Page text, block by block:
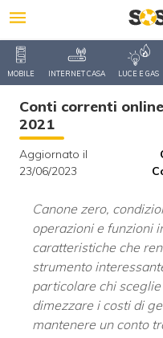
MOBILE INTERNET CASA LUCE E GAS
Conti correnti
2021
Aggiornato il
23/06/2023
Canone zero,
operazioni e funzioni
caratteristiche che
strumento
particolare chi
dimezzare i costi di
mantenere un conto